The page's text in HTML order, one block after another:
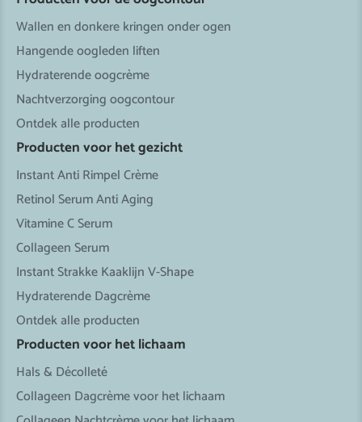
Wallen en donkere kringen onder ogen
Hangende oogleden liften
Hydraterende oogcrème
Nachtverzorging oogcontour
Ontdek alle producten
Producten voor het gezicht
Instant Anti Rimpel Crème
Retinol Serum Anti Aging
Vitamine C Serum
Collageen Serum
Instant Strakke Kaaklijn V-Shape
Hydraterende Dagcrème
Ontdek alle producten
Producten voor het lichaam
Hals & Décolleté
Collageen Dagcrème voor het lichaam